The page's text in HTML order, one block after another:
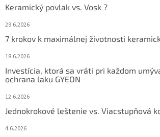
Keramický povlak vs. Vosk ?
29.6.2026
7 krokov k maximálnej životnosti
18.6.2026
Investícia, ktorá sa vráti pri každom
ochrana laku GYEON
12.6.2026
Jednokrokové leštenie vs. Viacstupňová
4.6.2026